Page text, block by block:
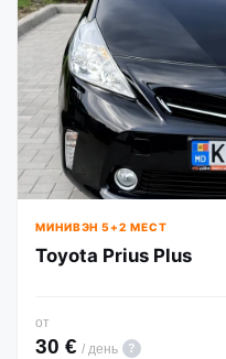
МИНИВЭН 5+2 МЕСТ
Toyota Prius Plus
от
30 € / день ?